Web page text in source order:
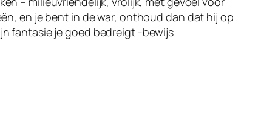
en je bent in de war, onthoud dan dat hij op
fantasie je goed bedreigt -bewijs